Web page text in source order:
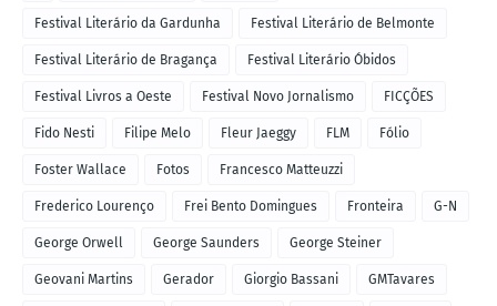
Festival Literário da Gardunha Festival Literário de Belmonte
Festival Literário de Bragança Festival Literário Óbidos
Festival Livros a Oeste Festival Novo Jornalismo FICÇÕES
Fido Nesti Filipe Melo Fleur Jaeggy FLM Fólio
Foster Wallace Fotos Francesco Matteuzzi
Frederico Lourenço Frei Bento Domingues Fronteira G-N
George Orwell George Saunders George Steiner
Geovani Martins Gerador Giorgio Bassani GMTavares